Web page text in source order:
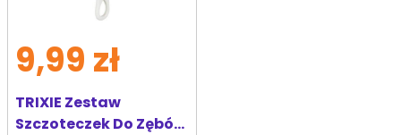
TRIXIE Zestaw
Szczoteczek Do Zębów
9,99 zł